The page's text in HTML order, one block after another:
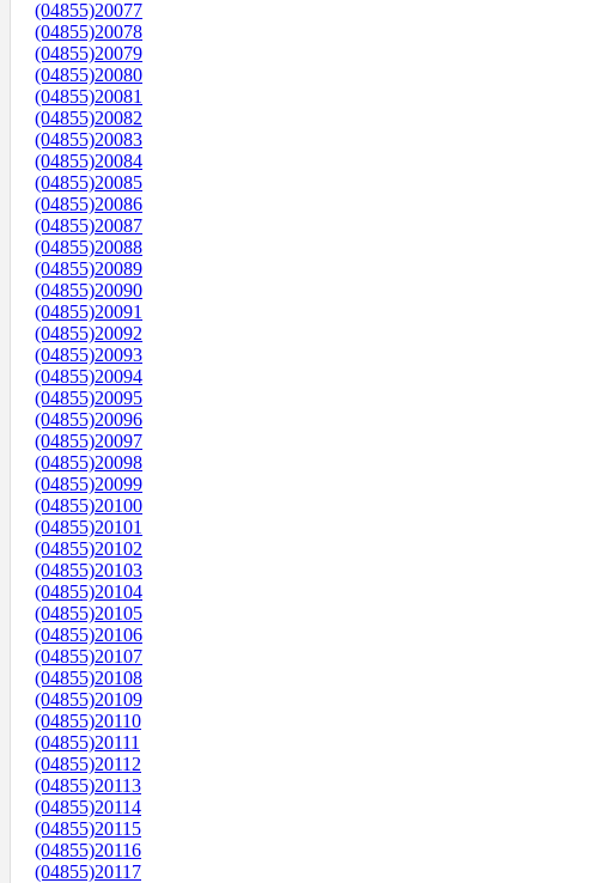
(04855)20077
(04855)20078
(04855)20079
(04855)20080
(04855)20081
(04855)20082
(04855)20083
(04855)20084
(04855)20085
(04855)20086
(04855)20087
(04855)20088
(04855)20089
(04855)20090
(04855)20091
(04855)20092
(04855)20093
(04855)20094
(04855)20095
(04855)20096
(04855)20097
(04855)20098
(04855)20099
(04855)20100
(04855)20101
(04855)20102
(04855)20103
(04855)20104
(04855)20105
(04855)20106
(04855)20107
(04855)20108
(04855)20109
(04855)20110
(04855)20111
(04855)20112
(04855)20113
(04855)20114
(04855)20115
(04855)20116
(04855)20117